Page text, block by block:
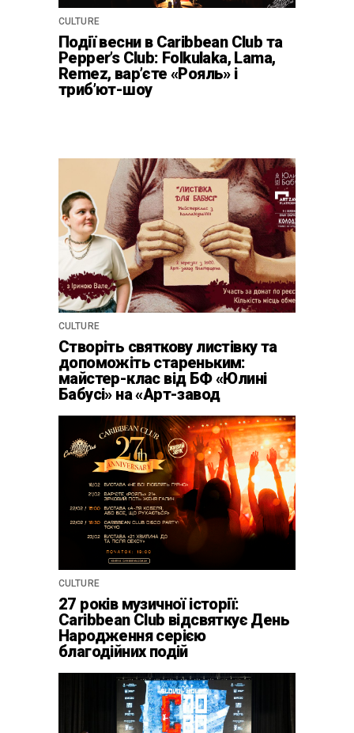
CULTURE
Події весни в Caribbean Club та
Pepper’s Club: Folkulaka, Lama,
Remez, вар’єте «Рояль» і
триб’ют-шоу
CULTURE
Створіть святкову листівку та
допоможіть стареньким:
майстер-клас від БФ «Юлині
Бабусі» на «Арт-завод
CULTURE
27 років музичної історії:
Caribbean Club відсвяткує День
Народження серією
благодійних подій